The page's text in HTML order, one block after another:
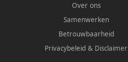
Over ons
Samenwerken
Betrouwbaarheid
Privacybeleid & Disclaimer